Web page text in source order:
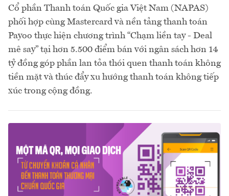
Cổ phần Thanh toán Quốc gia Việt Nam (NAPAS)
phối hợp cùng Mastercard và nền tảng thanh toán
Payoo thực hiện chương trình “Chạm liền tay - Deal
mê say” tại hơn 5.500 điểm bán với ngân sách hơn 14
tỷ đồng góp phần lan tỏa thói quen thanh toán không
tiền mặt và thúc đẩy xu hướng thanh toán không tiếp
xúc trong cộng đồng.